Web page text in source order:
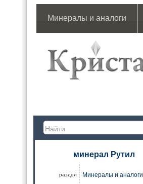
Минералы и аналоги
минерал Рутил
раздел Минералы и аналоги